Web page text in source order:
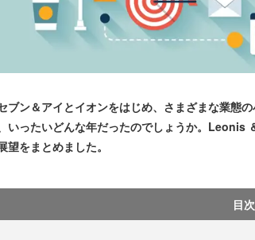
ブン＆アイとイオンをはじめ、さまざまな業態
いったいどんな年だったのでしょうか。Leonis
望をまとめました。
目次